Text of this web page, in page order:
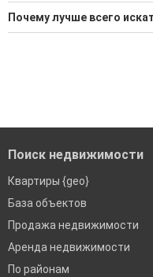
Воспользуйтесь нашим
подбора подходящего
Минимальная цена: 18
Средняя: 66 451 Р
Почему лучше всего
Поиск недвижимости
Квартиры {geo}
База объектов
Продажа недвижимости
Аренда недвижимости
По районам